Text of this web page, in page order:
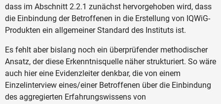
dass im Abschnitt 2.2.1 zunächst hervorgehoben wird, dass
die Einbindung der Betroffenen in die Erstellung von IQWiG-
Produkten ein allgemeiner Standard des Instituts ist.
Es fehlt aber bislang noch ein überprüfender methodischer
Ansatz, der diese Erkenntnisquelle näher strukturiert. So wäre
auch hier eine Evidenzleiter denkbar, die von einem
Einzelinterview eines/einer Betroffenen über die Einbindung
des aggregierten Erfahrungswissens von